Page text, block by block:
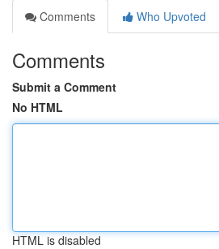
Comments
Who Upvoted
Comments
Submit a Comment
No HTML
HTML is disabled